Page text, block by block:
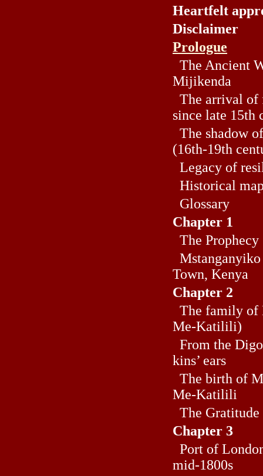
Heartfelt
Disclaimer
Prologue
The Ancient
Mijikenda
The arrival of
since late 15th
The shadow
(16th-19th
Legacy of
Historical
Glossary
Chapter 1
The Prophecy
Town, Kenya
Chapter 2
The family of
Me-Katilili)
From the
kins’ ears
The birth of
Me-Katilili
The
Chapter 3
Port of
mid-1800s